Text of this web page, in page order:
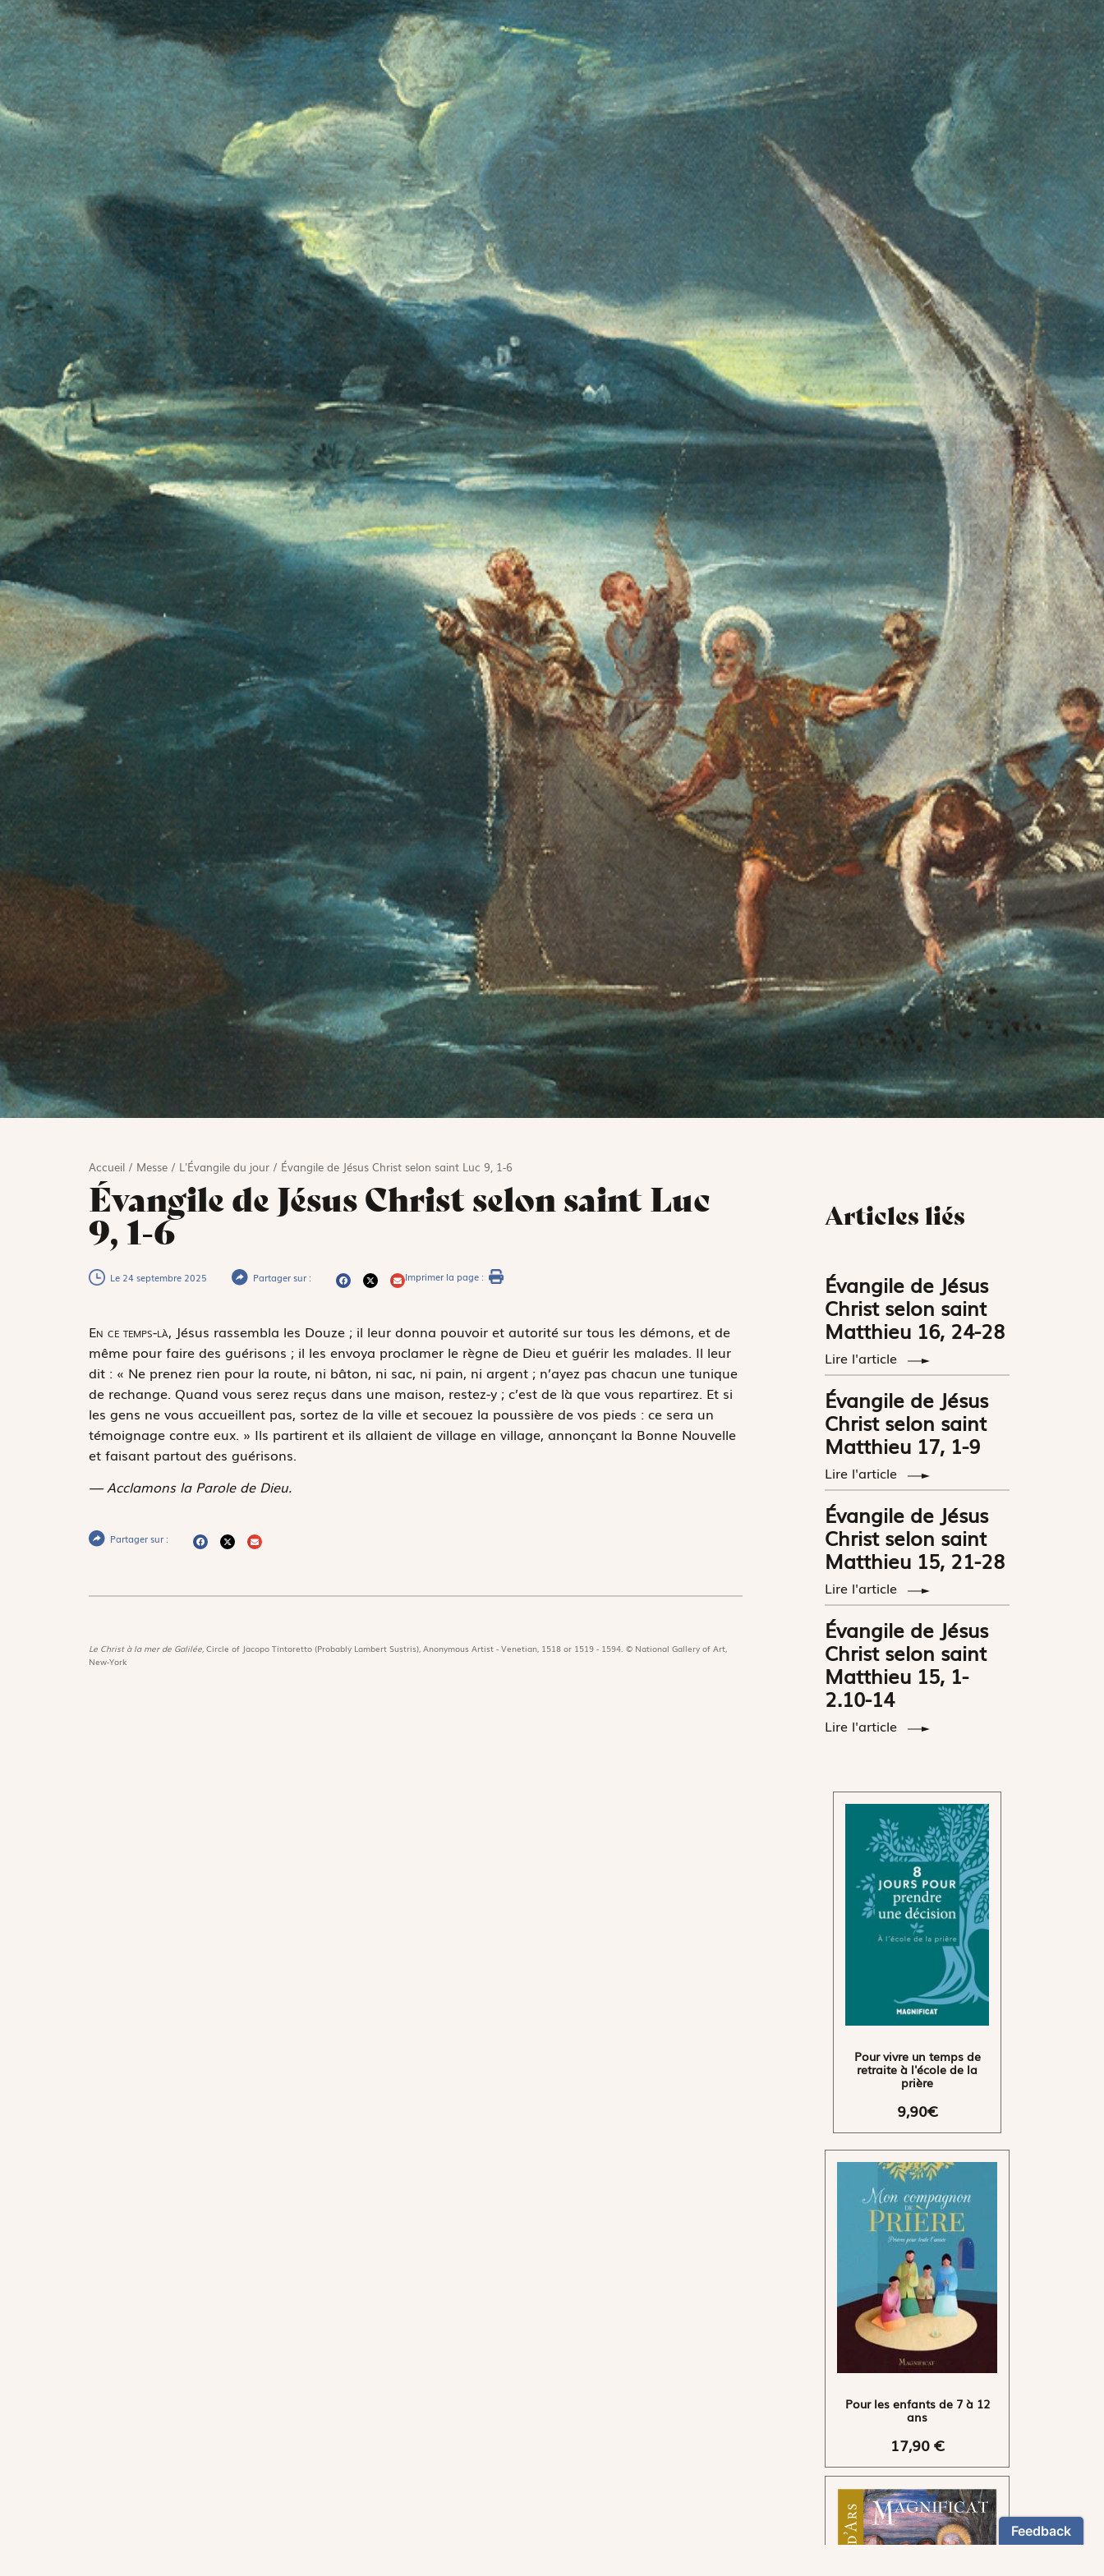
Accueil/ Messe/ L'Évangile du jour/ Évangile de Jésus Christ selon saint Luc 9, 1-6
Évangile de Jésus Christ selon saint Luc
9, 1-6
Le 24 septembre 2025 Partager sur : Imprimer la page :
En ce temps-là, Jésus rassembla les Douze ; il leur donna pouvoir et autorité sur tous les démons, et de
même pour faire des guérisons ; il les envoya proclamer le règne de Dieu et guérir les malades. Il leur
dit : « Ne prenez rien pour la route, ni bâton, ni sac, ni pain, ni argent ; n’ayez pas chacun une tunique
de rechange. Quand vous serez reçus dans une maison, restez-y ; c’est de là que vous repartirez. Et si
les gens ne vous accueillent pas, sortez de la ville et secouez la poussière de vos pieds : ce sera un
témoignage contre eux. » Ils partirent et ils allaient de village en village, annonçant la Bonne Nouvelle
et faisant partout des guérisons.
— Acclamons la Parole de Dieu.
Partager sur :
Le Christ à la mer de Galilée, Circle of Jacopo Tintoretto (Probably Lambert Sustris), Anonymous Artist - Venetian, 1518 or 1519 - 1594. © National Gallery of Art,
New-York
Articles liés
Évangile de Jésus
Christ selon saint
Matthieu 16, 24-28
Lire l'article
Évangile de Jésus
Christ selon saint
Matthieu 17, 1-9
Lire l'article
Évangile de Jésus
Christ selon saint
Matthieu 15, 21-28
Lire l'article
Évangile de Jésus
Christ selon saint
Matthieu 15, 1-
2.10-14
Lire l'article
Pour vivre un temps de
retraite à l'école de la
prière
9,90€
Pour les enfants de 7 à 12
ans
17,90 €